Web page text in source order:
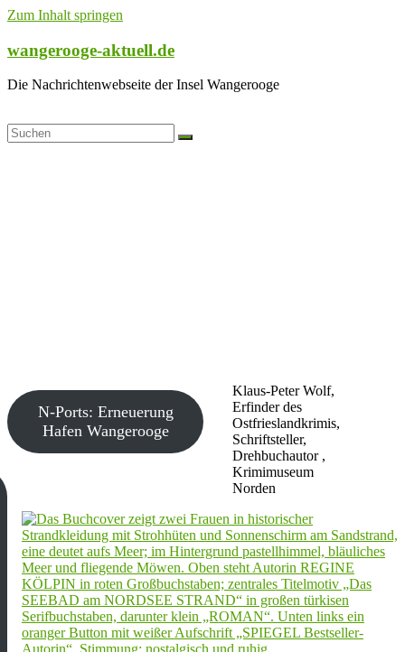
Zum Inhalt springen
wangerooge-aktuell.de
Die Nachrichtenwebseite der Insel Wangerooge
Klaus-Peter Wolf,
Erfinder des
Ostfrieslandkrimis,
Schriftsteller,
Drehbuchautor ,
Krimimuseum
Norden
N-Ports: Erneuerung
Hafen Wangerooge